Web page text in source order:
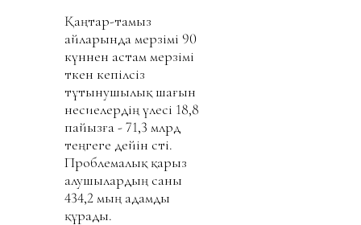
Қаңтар-тамыз
айларында мерзімі 90
күннен астам мерзімі
өткен кепілсіз
тұтынушылық шағын
несиелердің үлесі 18,8
пайызға - 71,3 млрд
теңгеге дейін өсті.
Проблемалық қарыз
алушылардың саны
434,2 мың адамды
құрады.